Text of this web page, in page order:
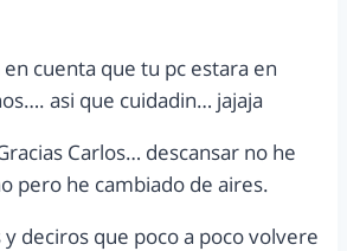
cuenta que tu pc estara en
asi que cuidadin… jajaja
Carlos… descansar no he
pero he cambiado de aires.
deciros que poco a poco volvere